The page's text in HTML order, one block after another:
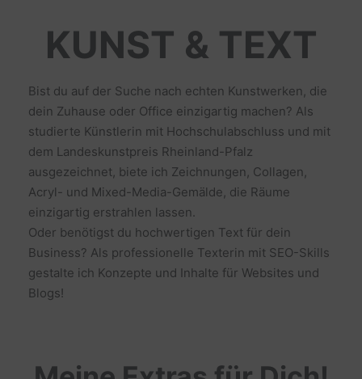
KUNST & TEXT
Bist du auf der Suche nach echten Kunstwerken, die
dein Zuhause oder Office einzigartig machen? Als
studierte Künstlerin mit Hochschulabschluss und mit
dem Landeskunstpreis Rheinland-Pfalz
ausgezeichnet, biete ich Zeichnungen, Collagen,
Acryl- und Mixed-Media-Gemälde, die Räume
einzigartig erstrahlen lassen.
Oder benötigst du hochwertigen Text für dein
Business? Als professionelle Texterin mit SEO-Skills
gestalte ich Konzepte und Inhalte für Websites und
Blogs!